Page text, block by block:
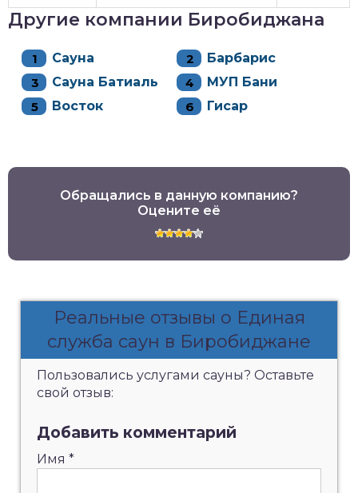
Другие компании Биробиджана
Сауна
Барбарис
Сауна Батиаль
МУП Бани
Восток
Гисар
Обращались в данную компанию?
Оцените её
Реальные отзывы о Единая
служба саун в Биробиджане
Пользовались услугами сауны? Оставьте
свой отзыв:
Добавить комментарий
Имя *